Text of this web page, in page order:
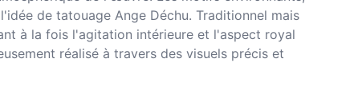
de tatouage Ange Déchu. Traditionnel mais
à la fois l'agitation intérieure et l'aspect royal
réalisé à travers des visuels précis et